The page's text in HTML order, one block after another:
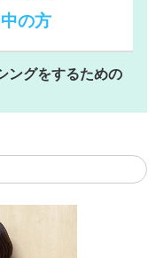
の方
ングをするための